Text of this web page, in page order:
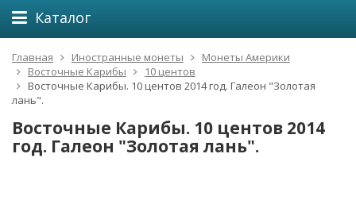
Каталог
Главная Иностранные монеты
Монеты Америки
Восточные Карибы
10 центов
Восточные Карибы. 10 центов 2014 год. Галеон "Золотая
лань".
Восточные Карибы. 10 центов 2014
год. Галеон "Золотая лань".